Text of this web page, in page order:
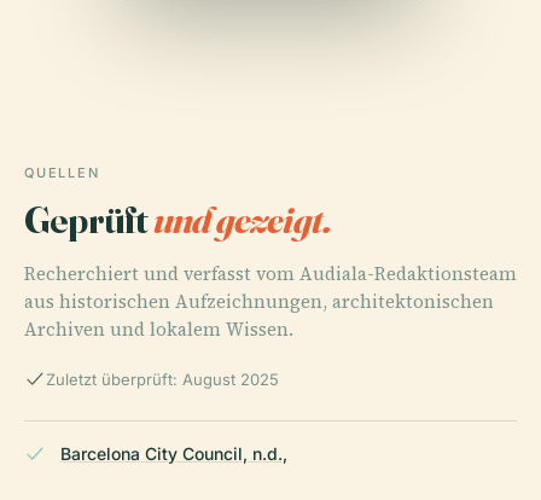
QUELLEN
Geprüftund gezeigt.
Recherchiert und verfasst vom Audiala-Redaktionsteam
aus historischen Aufzeichnungen, architektonischen
Archiven und lokalem Wissen.
Zuletzt überprüft: August 2025
Barcelona City Council, n.d.,